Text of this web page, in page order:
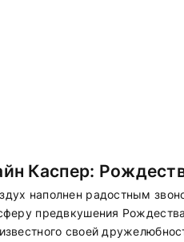
Каспер:
наполнен радостным
предвкушения
своей